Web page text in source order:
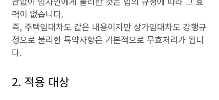
력이 없습니다.
즉, 주택임대차도 같은 내용이지만 상가임대차도 강행규
정으로 불리한 특약사항은 기본적으로 무효처리가 됩니
다.
2. 적용 대상